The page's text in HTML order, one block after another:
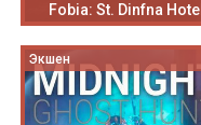
Fobia: St. Dinfna Hotel
Экшен